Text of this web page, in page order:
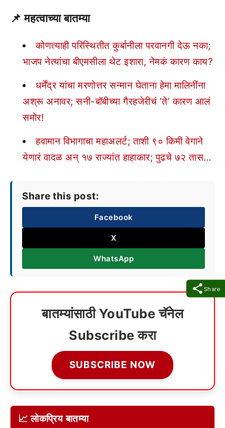
Share
📌महत्वाच्या बातम्या
कोणत्याही परिस्थितीत कुर्बानीला परवानगी देऊ नका;
भाजप नेत्यांचा बीएमसीला थेट इशारा, नेमकं कारण काय?
धर्मेंद्र यांचा मरणोत्तर सन्मान घेताना हेमा मालिनींना
अश्रू अनावर; सनी-बॉबीच्या गैरहजेरीचं ‘ते’ कारण आलं
समोर!
हवामान विभागाचा महाअलर्ट; ताशी ९० किमी वेगाने
येणारं वादळ अन् १७ राज्यांत हाहाकार; पुढचे ७२ तास…
Share this post:
Facebook
X
WhatsApp
बातम्यांसाठी YouTube चॅनेल
Subscribe करा
SUBSCRIBE NOW
📈 लोकप्रिय बातम्या